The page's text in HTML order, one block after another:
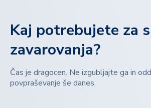
Kaj potrebujete za
zavarovanja?
Čas je dragocen. Ne izgubljajte ga in
povpraševanje še danes.